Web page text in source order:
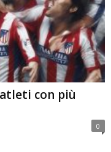
con più
0